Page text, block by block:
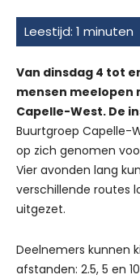
Van dinsdag 4 tot
mensen meelopen
Capelle-West. De
Buurtgroep Capelle-
op zich genomen
Vier avonden lang
verschillende routes
uitgezet.
Deelnemers kunnen
afstanden: 2.5, 5 en